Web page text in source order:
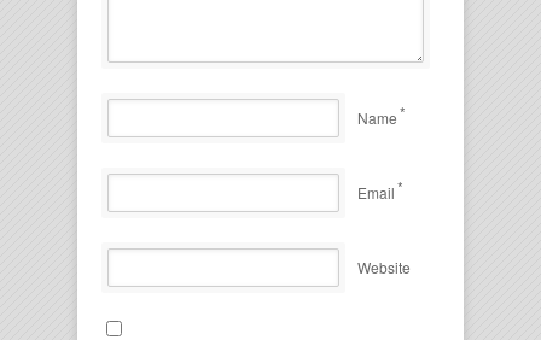
Name*
Email*
Website